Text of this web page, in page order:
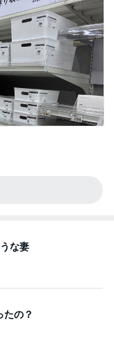
な妻
たの？